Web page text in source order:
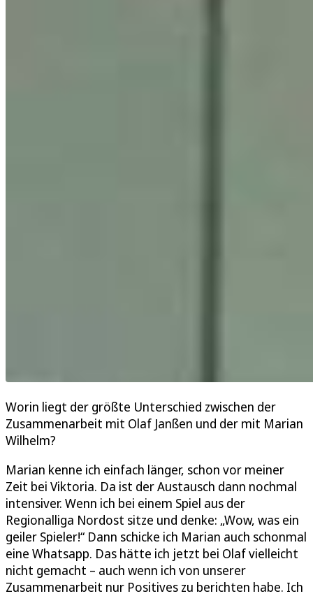
Worin liegt der größte Unterschied zwischen der
Zusammenarbeit mit Olaf Janßen und der mit Marian
Wilhelm?
Marian kenne ich einfach länger, schon vor meiner
Zeit bei Viktoria. Da ist der Austausch dann nochmal
intensiver. Wenn ich bei einem Spiel aus der
Regionalliga Nordost sitze und denke: „Wow, was ein
geiler Spieler!“ Dann schicke ich Marian auch schonmal
eine Whatsapp. Das hätte ich jetzt bei Olaf vielleicht
nicht gemacht – auch wenn ich von unserer
Zusammenarbeit nur Positives zu berichten habe. Ich